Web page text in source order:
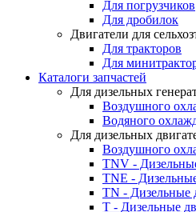
Для погрузчиков
Для дробилок
Двигатели для
Для тракторов
Для
Каталоги запчастей
Для дизельных
Воздушного
Водяного
Для дизельных
Воздушного
TNV -
TNE -
TN - Дизельные
T - Дизельные